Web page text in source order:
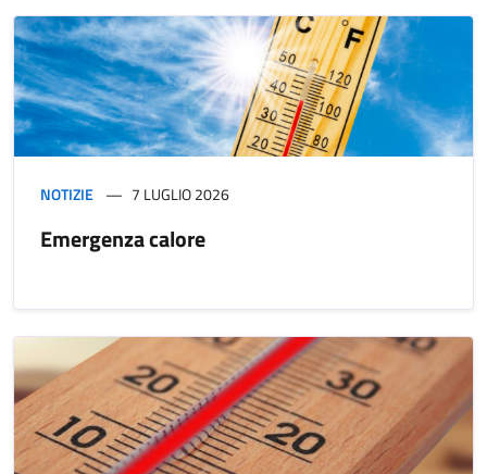
NOTIZIE 7 LUGLIO 2026
Emergenza calore